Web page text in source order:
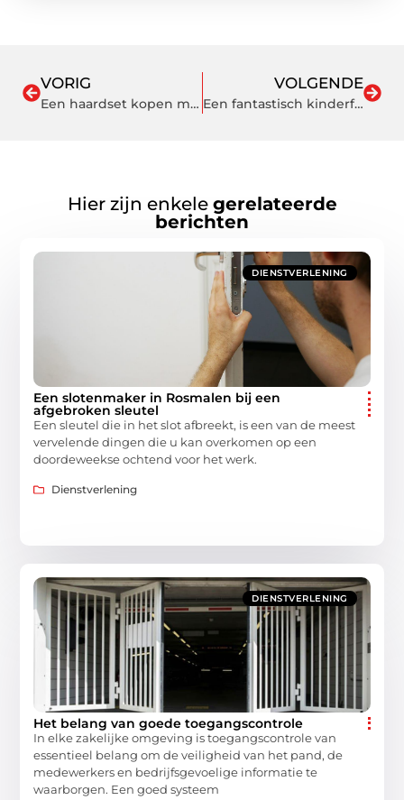
VORIG
Een haardset kopen maakt het interieur echt af
VOLGENDE
Een fantastisch kinderfeestje bij u thuis met een themakist van dit bedrijf
Hier zijn enkele gerelateerde
berichten
DIENSTVERLENING
Een slotenmaker in Rosmalen bij een
afgebroken sleutel
Een sleutel die in het slot afbreekt, is een van de meest
vervelende dingen die u kan overkomen op een
doordeweekse ochtend voor het werk.
Dienstverlening
DIENSTVERLENING
Het belang van goede toegangscontrole
In elke zakelijke omgeving is toegangscontrole van
essentieel belang om de veiligheid van het pand, de
medewerkers en bedrijfsgevoelige informatie te
waarborgen. Een goed systeem